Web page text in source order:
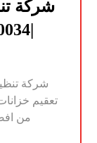
شركة
|0568950034| تعقيم خزانات
تعقيم
من